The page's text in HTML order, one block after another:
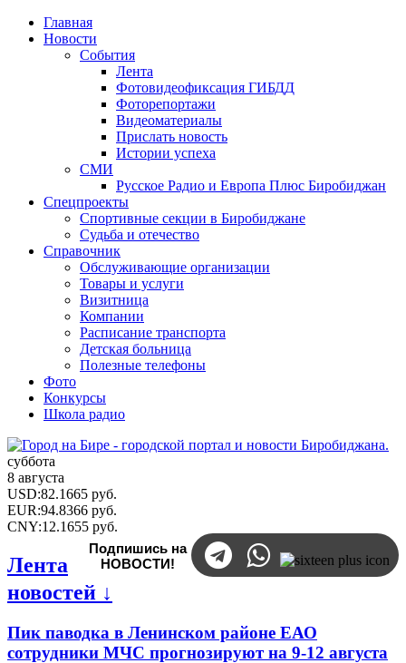
Главная
Новости
События
Лента
Фотовидеофиксация ГИБДД
Фоторепортажи
Видеоматериалы
Прислать новость
Истории успеха
СМИ
Русское Радио и Европа Плюс Биробиджан
Спецпроекты
Спортивные секции в Биробиджане
Судьба и отечество
Справочник
Обслуживающие организации
Товары и услуги
Визитница
Компании
Расписание транспорта
Детская больница
Полезные телефоны
Фото
Конкурсы
Школа радио
суббота
8 августа
USD:82.1665 руб.
EUR:94.8366 руб.
CNY:12.1655 руб.
Подпишись на
НОВОСТИ!
Лента
новостей ↓
Пик паводка в Ленинском районе ЕАО
сотрудники МЧС прогнозируют на 9-12 августа